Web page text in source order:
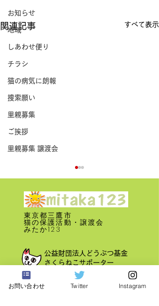
お知らせ
地域
しあわせ便り
チラシ
猫の病気に朗報
捜索願い
里親募集
ご挨拶
里親募集 譲渡会
関連記事 すべて表示
里親募集 譲渡会 2024年9
月16日
東京都三鷹市
​猫の保護活動・譲渡会
みたか123
公益財団法人どうぶつ基金
さくらねこサポーター
お問い合わせ Twitter Instagram